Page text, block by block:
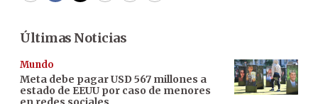
Últimas Noticias
Mundo
Meta debe pagar USD 567 millones a
estado de EEUU por caso de menores